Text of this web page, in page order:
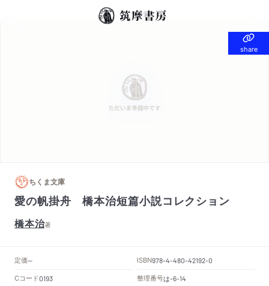
share
share
ちくま文庫
愛の帆掛舟 橋本治短篇小説コレクション
橋本治著
定価-- ISBN978-4-480-42192-0
Cコード0193 整理番号は-6-14